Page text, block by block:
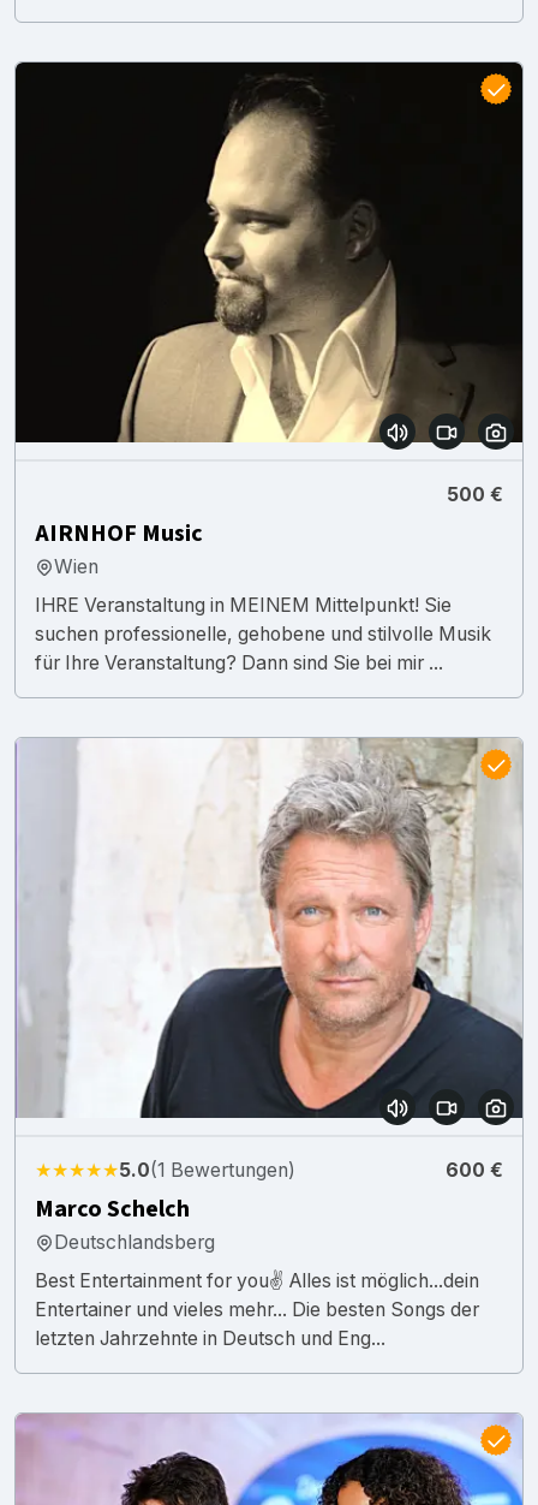
500 €
AIRNHOF Music
Wien
IHRE Veranstaltung in MEINEM Mittelpunkt! Sie
suchen professionelle, gehobene und stilvolle Musik
für Ihre Veranstaltung? Dann sind Sie bei mir ...
★★★★★5.0(1 Bewertungen) 600 €
Marco Schelch
Deutschlandsberg
Best Entertainment for you✌️ Alles ist möglich...dein
Entertainer und vieles mehr... Die besten Songs der
letzten Jahrzehnte in Deutsch und Eng...